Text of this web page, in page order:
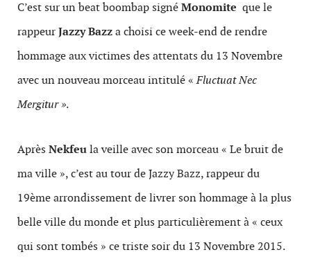
C’est sur un beat boombap signéMonomite que le
rappeurJazzy Bazza choisi ce week-end de rendre
hommage aux victimes des attentats du 13 Novembre
avec un nouveau morceau intitulé «Fluctuat Nec
Mergitur ».
Après Nekfeula veille avec son morceau « Le bruit de
ma ville », c’est au tour de Jazzy Bazz, rappeur du
19ème arrondissement de livrer son hommage à la plus
belle ville du monde et plus particulièrement à « ceux
qui sont tombés » ce triste soir du 13 Novembre 2015.